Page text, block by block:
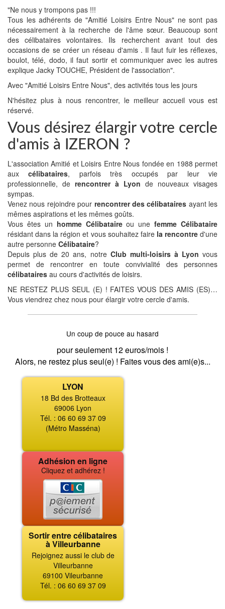
"Ne nous y trompons pas !!!
Tous les adhérents de "Amitié Loisirs Entre Nous" ne sont pas
nécessairement à la recherche de l'âme sœur. Beaucoup sont
des célibataires volontaires. Ils recherchent avant tout des
occasions de se créer un réseau d'amis . Il faut fuir les réflexes,
boulot, télé, dodo, il faut sortir et communiquer avec les autres
explique Jacky TOUCHE, Président de l'association".
Avec "Amitié Loisirs Entre Nous", des activités tous les jours
N'hésitez plus à nous rencontrer, le meilleur accueil vous est
réservé.
Vous désirez élargir votre cercle
d'amis à IZERON ?
L'association Amitié et Loisirs Entre Nous fondée en 1988 permet
auxcélibataires, parfois très occupés par leur vie
professionnelle, de rencontrer à Lyon de nouveaux visages
sympas.
Venez nous rejoindre pour rencontrer des célibataires ayant les
mêmes aspirations et les mêmes goûts.
Vous êtes un homme Célibataireou unefemme Célibataire
résidant dans la région et vous souhaitez faire la rencontred'une
autre personne Célibataire?
Depuis plus de 20 ans, notre Club multi-loisirs à Lyon vous
permet de rencontrer en toute convivialité des personnes
célibataires au cours d'activités de loisirs.
NE RESTEZ PLUS SEUL (E) ! FAITES VOUS DES AMIS (ES)…
Vous viendrez chez nous pour élargir votre cercle d'amis.
Un coup de pouce au hasard
pour seulement 12 euros/mois !
Alors, ne restez plus seul(e) ! Faites vous des ami(e)s...
LYON
18 Bd des Brotteaux
69006 Lyon
Tél. : 06 60 69 37 09
(Métro Masséna)
Adhésion en ligne
Cliquez et adhérez !
Sortir entre célibataires
à Villeurbanne
Rejoignez aussi le club de
Villeurbanne
69100 Vileurbanne
Tél. : 06 60 69 37 09